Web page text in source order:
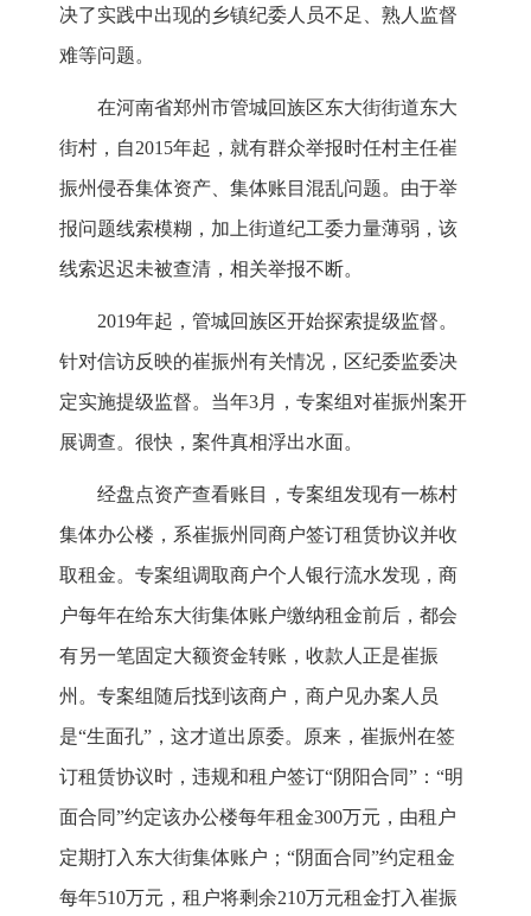
决了实践中出现的乡镇纪委人员不足、熟人监督
难等问题。
在河南省郑州市管城回族区东大街街道东大
街村，自2015年起，就有群众举报时任村主任崔
振州侵吞集体资产、集体账目混乱问题。由于举
报问题线索模糊，加上街道纪工委力量薄弱，该
线索迟迟未被查清，相关举报不断。
2019年起，管城回族区开始探索提级监督。
针对信访反映的崔振州有关情况，区纪委监委决
定实施提级监督。当年3月，专案组对崔振州案开
展调查。很快，案件真相浮出水面。
经盘点资产查看账目，专案组发现有一栋村
集体办公楼，系崔振州同商户签订租赁协议并收
取租金。专案组调取商户个人银行流水发现，商
户每年在给东大街集体账户缴纳租金前后，都会
有另一笔固定大额资金转账，收款人正是崔振
州。专案组随后找到该商户，商户见办案人员
是“生面孔”，这才道出原委。原来，崔振州在签
订租赁协议时，违规和租户签订“阴阳合同”：“明
面合同”约定该办公楼每年租金300万元，由租户
定期打入东大街集体账户；“阴面合同”约定租金
每年510万元，租户将剩余210万元租金打入崔振